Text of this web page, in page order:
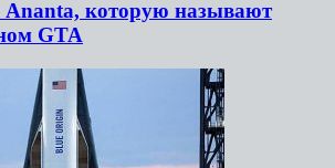
которую называют
GTA